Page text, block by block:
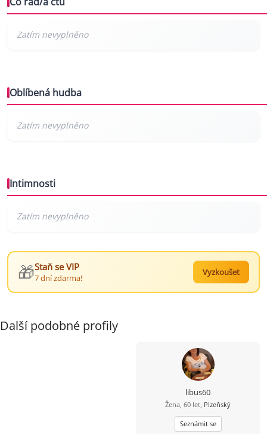
Oblíbená hudba
Intimnosti
🎁Staň se VIP
7 dní zdarma!
Vyzkoušet
Další podobné profily
libus60
Žena, 60 let, Plzeňský
Seznámit se